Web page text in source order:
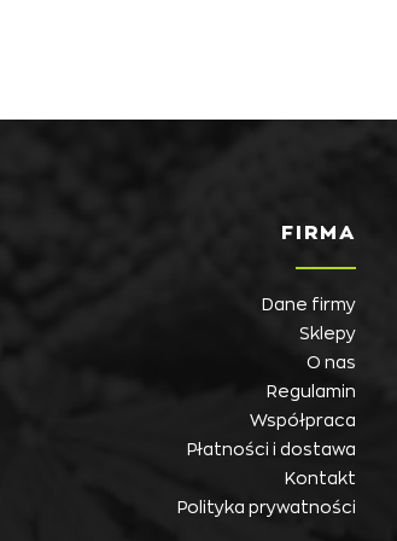
FIRMA
Dane firmy
Sklepy
O nas
Regulamin
Współpraca
Płatności i dostawa
Kontakt
Polityka prywatności